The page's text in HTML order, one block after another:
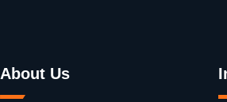
About Us